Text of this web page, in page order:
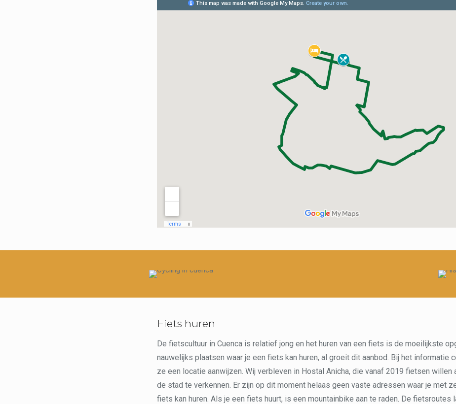
Fiets huren
De fietscultuur in Cuenca is relatief jong en het huren van een fiets is de moeilijkste
nauwelijks plaatsen waar je een fiets kan huren, al groeit dit aanbod. Bij het informatie
ze een locatie aanwijzen. Wij verbleven in Hostal Anicha, die vanaf 2019 fietsen willen
de stad te verkennen. Er zijn op dit moment helaas geen vaste adressen waar je met
fiets kan huren. Als je een fiets huurt, is een mountainbike aan te raden. De fietsroutes